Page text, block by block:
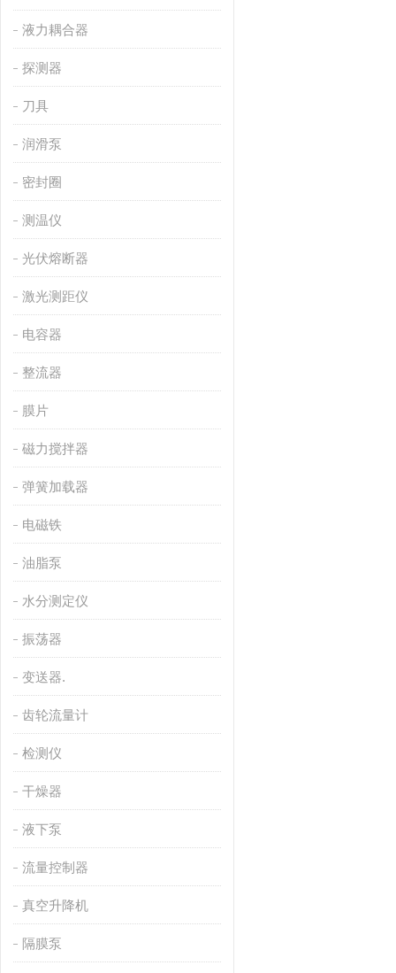
液力耦合器
探测器
刀具
润滑泵
密封圈
测温仪
光伏熔断器
激光测距仪
电容器
整流器
膜片
磁力搅拌器
弹簧加载器
电磁铁
油脂泵
水分测定仪
振荡器
变送器.
齿轮流量计
检测仪
干燥器
液下泵
流量控制器
真空升降机
隔膜泵